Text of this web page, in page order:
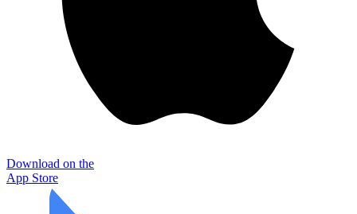
Download on the
App Store